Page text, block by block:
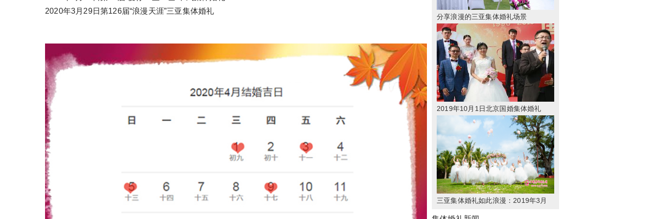
2020年3月29日第126届“浪漫天涯”三亚集体婚礼
分享浪漫的三亚集体婚礼场景
2019年10月1日北京国婚集体婚礼
三亚集体婚礼如此浪漫：2019年3月
22日“浪漫天涯”集体婚礼分享